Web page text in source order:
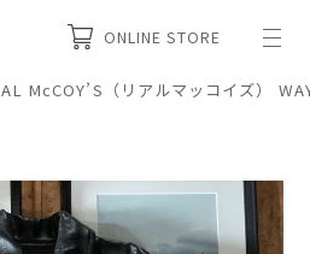
ONLINE STORE
McCOY’S（リアルマッコイズ）